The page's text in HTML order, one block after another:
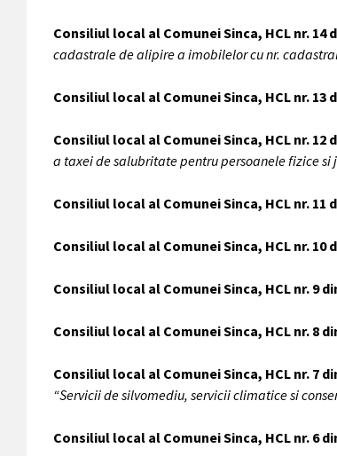
Consiliul local al Comunei Sinca, HCL nr. 14
cadastrale de alipire a imobilelor cu nr.
Consiliul local al Comunei Sinca, HCL nr. 13
Consiliul local al Comunei Sinca, HCL nr. 12
a taxei de salubritate pentru persoanele fizice
Consiliul local al Comunei Sinca, HCL nr. 11
Consiliul local al Comunei Sinca, HCL nr. 10
Consiliul local al Comunei Sinca, HCL nr. 9
Consiliul local al Comunei Sinca, HCL nr. 8
Consiliul local al Comunei Sinca, HCL nr. 7
“Servicii de silvomediu, servicii climatice si
Consiliul local al Comunei Sinca, HCL nr. 6